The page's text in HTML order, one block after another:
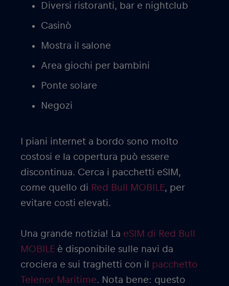
Diversi ristoranti, bar e nightclub
Casinò
Mostra il salone
Area giochi per bambini
Ponte solare
Negozi
I piani internet a bordo sono molto
costosi e la copertura può essere
discontinua. Cerca i pacchetti eSIM,
come quello di Red Bull MOBILE, per
evitare costi elevati.
Una grande notizia! La eSIM di Red Bull
MOBILE è disponibile sulle navi da
crociera e sui traghetti con il pacchetto
Telenor Maritime. Nota bene: questo